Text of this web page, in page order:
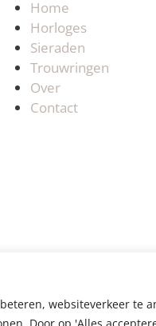
websiteverkeer te
Door op 'Alles
Home
Horloges
Sieraden
Trouwringen
Over
Contact